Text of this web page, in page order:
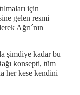
için
gelen resmi
Ağrı´nın
şimdiye kadar bu
konsepti, tüm
her kese kendini